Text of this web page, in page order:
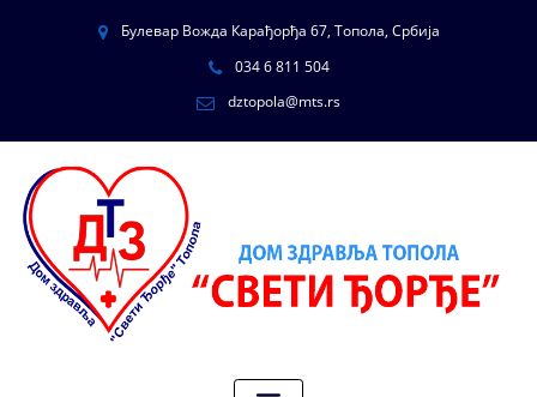
Булевар Вожда Карађорђа 67, Топола, Србија
034 6 811 504
dztopola@mts.rs